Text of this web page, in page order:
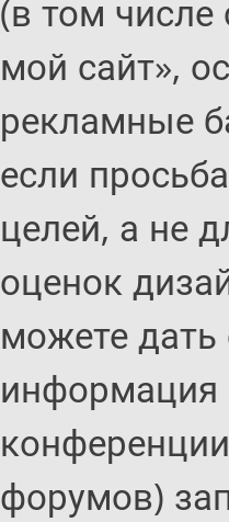
(в том числе
мой сайт»,
рекламные
если
целей, а не
оценок
можете дать
информация
форумов)